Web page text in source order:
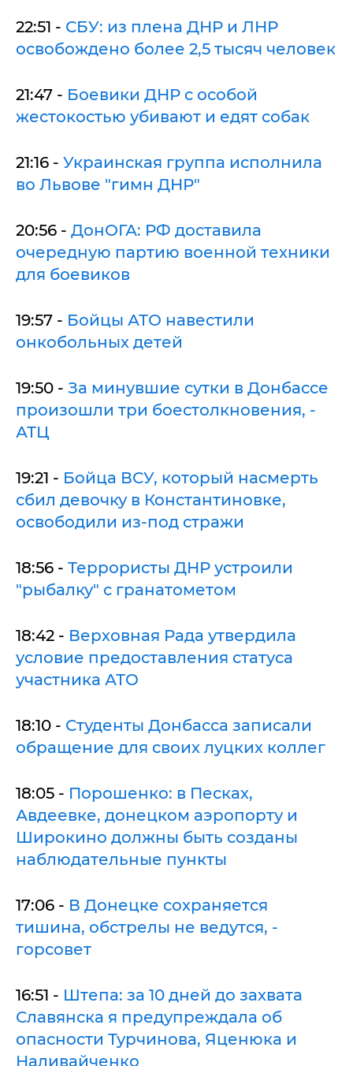
22:51 - СБУ: из плена ДНР и ЛНР
освобождено более 2,5 тысяч человек
21:47 - Боевики ДНР с особой
жестокостью убивают и едят собак
21:16 - Украинская группа исполнила
во Львове "гимн ДНР"
20:56 - ДонОГА: РФ доставила
очередную партию военной техники
для боевиков
19:57 - Бойцы АТО навестили
онкобольных детей
19:50 - За минувшие сутки в Донбассе
произошли три боестолкновения, -
АТЦ
19:21 - Бойца ВСУ, который насмерть
сбил девочку в Константиновке,
освободили из-под стражи
18:56 - Террористы ДНР устроили
"рыбалку" с гранатометом
18:42 - Верховная Рада утвердила
условие предоставления статуса
участника АТО
18:10 - Студенты Донбасса записали
обращение для своих луцких коллег
18:05 - Порошенко: в Песках,
Авдеевке, донецком аэропорту и
Широкино должны быть созданы
наблюдательные пункты
17:06 - В Донецке сохраняется
тишина, обстрелы не ведутся, -
горсовет
16:51 - Штепа: за 10 дней до захвата
Славянска я предупреждала об
опасности Турчинова, Яценюка и
Наливайченко